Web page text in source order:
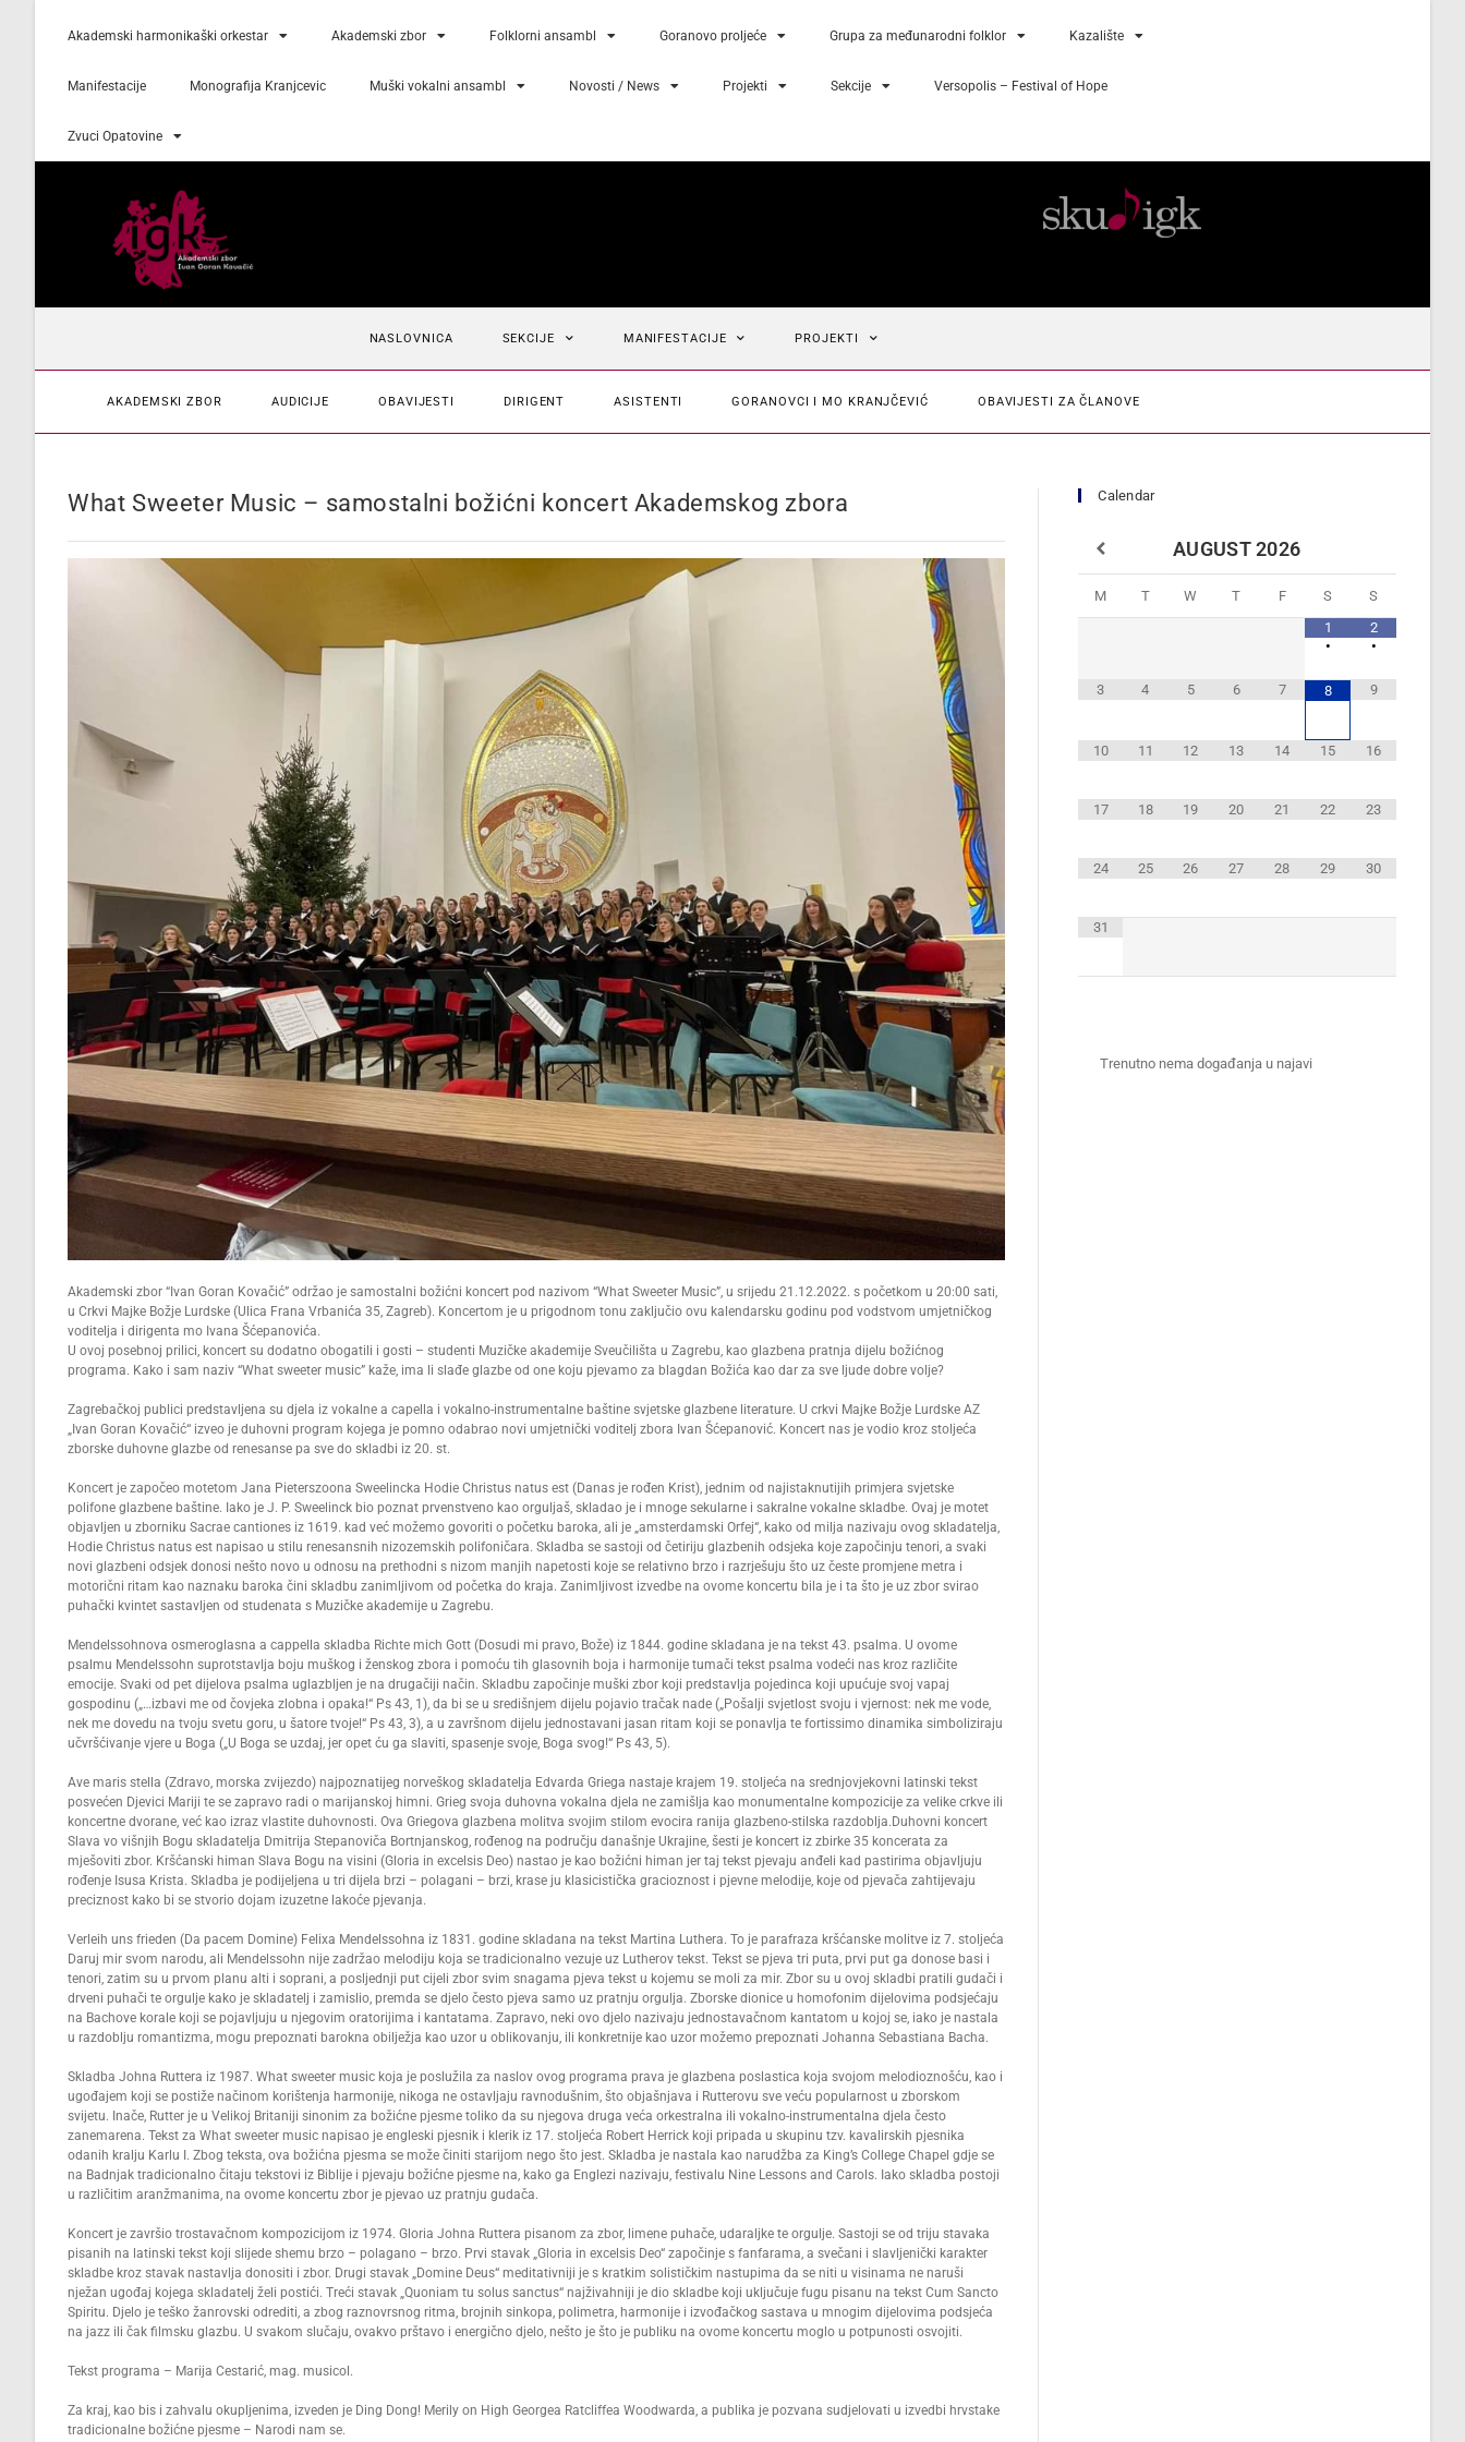
Akademski harmonikaški orkestar Akademski zbor Folklorni ansambl Goranovo proljeće Grupa za međunarodni folklor Kazalište
Manifestacije Monografija Kranjcevic Muški vokalni ansambl Novosti / News Projekti Sekcije Versopolis – Festival of Hope
Zvuci Opatovine
NASLOVNICA SEKCIJE MANIFESTACIJE PROJEKTI
AKADEMSKI ZBOR AUDICIJE OBAVIJESTI DIRIGENT ASISTENTI GORANOVCI I MO KRANJČEVIĆ OBAVIJESTI ZA ČLANOVE
What Sweeter Music – samostalni božićni koncert Akademskog zbora
Akademski zbor “Ivan Goran Kovačić” održao je samostalni božićni koncert pod nazivom “What Sweeter Music”, u srijedu 21.12.2022. s početkom u 20:00 sati,
u Crkvi Majke Božje Lurdske (Ulica Frana Vrbanića 35, Zagreb). Koncertom je u prigodnom tonu zaključio ovu kalendarsku godinu pod vodstvom umjetničkog
voditelja i dirigenta mo Ivana Šćepanovića.
U ovoj posebnoj prilici, koncert su dodatno obogatili i gosti – studenti Muzičke akademije Sveučilišta u Zagrebu, kao glazbena pratnja dijelu božićnog
programa. Kako i sam naziv “What sweeter music” kaže, ima li slađe glazbe od one koju pjevamo za blagdan Božića kao dar za sve ljude dobre volje?
Zagrebačkoj publici predstavljena su djela iz vokalne a capella i vokalno-instrumentalne baštine svjetske glazbene literature. U crkvi Majke Božje Lurdske AZ
„Ivan Goran Kovačić“ izveo je duhovni program kojega je pomno odabrao novi umjetnički voditelj zbora Ivan Šćepanović. Koncert nas je vodio kroz stoljeća
zborske duhovne glazbe od renesanse pa sve do skladbi iz 20. st.
Koncert je započeo motetom Jana Pieterszoona Sweelincka Hodie Christus natus est (Danas je rođen Krist), jednim od najistaknutijih primjera svjetske
polifone glazbene baštine. Iako je J. P. Sweelinck bio poznat prvenstveno kao orguljaš, skladao je i mnoge sekularne i sakralne vokalne skladbe. Ovaj je motet
objavljen u zborniku Sacrae cantiones iz 1619. kad već možemo govoriti o početku baroka, ali je „amsterdamski Orfej“, kako od milja nazivaju ovog skladatelja,
Hodie Christus natus est napisao u stilu renesansnih nizozemskih polifoničara. Skladba se sastoji od četiriju glazbenih odsjeka koje započinju tenori, a svaki
novi glazbeni odsjek donosi nešto novo u odnosu na prethodni s nizom manjih napetosti koje se relativno brzo i razrješuju što uz česte promjene metra i
motorični ritam kao naznaku baroka čini skladbu zanimljivom od početka do kraja. Zanimljivost izvedbe na ovome koncertu bila je i ta što je uz zbor svirao
puhački kvintet sastavljen od studenata s Muzičke akademije u Zagrebu.
Mendelssohnova osmeroglasna a cappella skladba Richte mich Gott (Dosudi mi pravo, Bože) iz 1844. godine skladana je na tekst 43. psalma. U ovome
psalmu Mendelssohn suprotstavlja boju muškog i ženskog zbora i pomoću tih glasovnih boja i harmonije tumači tekst psalma vodeći nas kroz različite
emocije. Svaki od pet dijelova psalma uglazbljen je na drugačiji način. Skladbu započinje muški zbor koji predstavlja pojedinca koji upućuje svoj vapaj
gospodinu („…izbavi me od čovjeka zlobna i opaka!“ Ps 43, 1), da bi se u središnjem dijelu pojavio tračak nade („Pošalji svjetlost svoju i vjernost: nek me vode,
nek me dovedu na tvoju svetu goru, u šatore tvoje!“ Ps 43, 3), a u završnom dijelu jednostavani jasan ritam koji se ponavlja te fortissimo dinamika simboliziraju
učvršćivanje vjere u Boga („U Boga se uzdaj, jer opet ću ga slaviti, spasenje svoje, Boga svog!“ Ps 43, 5).
Ave maris stella (Zdravo, morska zvijezdo) najpoznatijeg norveškog skladatelja Edvarda Griega nastaje krajem 19. stoljeća na srednjovjekovni latinski tekst
posvećen Djevici Mariji te se zapravo radi o marijanskoj himni. Grieg svoja duhovna vokalna djela ne zamišlja kao monumentalne kompozicije za velike crkve ili
koncertne dvorane, već kao izraz vlastite duhovnosti. Ova Griegova glazbena molitva svojim stilom evocira ranija glazbeno-stilska razdoblja.Duhovni koncert
Slava vo višnjih Bogu skladatelja Dmitrija Stepanoviča Bortnjanskog, rođenog na području današnje Ukrajine, šesti je koncert iz zbirke 35 koncerata za
mješoviti zbor. Kršćanski himan Slava Bogu na visini (Gloria in excelsis Deo) nastao je kao božićni himan jer taj tekst pjevaju anđeli kad pastirima objavljuju
rođenje Isusa Krista. Skladba je podijeljena u tri dijela brzi – polagani – brzi, krase ju klasicistička gracioznost i pjevne melodije, koje od pjevača zahtijevaju
preciznost kako bi se stvorio dojam izuzetne lakoće pjevanja.
Verleih uns frieden (Da pacem Domine) Felixa Mendelssohna iz 1831. godine skladana na tekst Martina Luthera. To je parafraza kršćanske molitve iz 7. stoljeća
Daruj mir svom narodu, ali Mendelssohn nije zadržao melodiju koja se tradicionalno vezuje uz Lutherov tekst. Tekst se pjeva tri puta, prvi put ga donose basi i
tenori, zatim su u prvom planu alti i soprani, a posljednji put cijeli zbor svim snagama pjeva tekst u kojemu se moli za mir. Zbor su u ovoj skladbi pratili gudači i
drveni puhači te orgulje kako je skladatelj i zamislio, premda se djelo često pjeva samo uz pratnju orgulja. Zborske dionice u homofonim dijelovima podsjećaju
na Bachove korale koji se pojavljuju u njegovim oratorijima i kantatama. Zapravo, neki ovo djelo nazivaju jednostavačnom kantatom u kojoj se, iako je nastala
u razdoblju romantizma, mogu prepoznati barokna obilježja kao uzor u oblikovanju, ili konkretnije kao uzor možemo prepoznati Johanna Sebastiana Bacha.
Skladba Johna Ruttera iz 1987. What sweeter music koja je poslužila za naslov ovog programa prava je glazbena poslastica koja svojom melodioznošću, kao i
ugođajem koji se postiže načinom korištenja harmonije, nikoga ne ostavljaju ravnodušnim, što objašnjava i Rutterovu sve veću popularnost u zborskom
svijetu. Inače, Rutter je u Velikoj Britaniji sinonim za božićne pjesme toliko da su njegova druga veća orkestralna ili vokalno-instrumentalna djela često
zanemarena. Tekst za What sweeter music napisao je engleski pjesnik i klerik iz 17. stoljeća Robert Herrick koji pripada u skupinu tzv. kavalirskih pjesnika
odanih kralju Karlu I. Zbog teksta, ova božićna pjesma se može činiti starijom nego što jest. Skladba je nastala kao narudžba za King’s College Chapel gdje se
na Badnjak tradicionalno čitaju tekstovi iz Biblije i pjevaju božićne pjesme na, kako ga Englezi nazivaju, festivalu Nine Lessons and Carols. Iako skladba postoji
u različitim aranžmanima, na ovome koncertu zbor je pjevao uz pratnju gudača.
Koncert je završio trostavačnom kompozicijom iz 1974. Gloria Johna Ruttera pisanom za zbor, limene puhače, udaraljke te orgulje. Sastoji se od triju stavaka
pisanih na latinski tekst koji slijede shemu brzo – polagano – brzo. Prvi stavak „Gloria in excelsis Deo“ započinje s fanfarama, a svečani i slavljenički karakter
skladbe kroz stavak nastavlja donositi i zbor. Drugi stavak „Domine Deus“ meditativniji je s kratkim solističkim nastupima da se niti u visinama ne naruši
nježan ugođaj kojega skladatelj želi postići. Treći stavak „Quoniam tu solus sanctus“ najživahniji je dio skladbe koji uključuje fugu pisanu na tekst Cum Sancto
Spiritu. Djelo je teško žanrovski odrediti, a zbog raznovrsnog ritma, brojnih sinkopa, polimetra, harmonije i izvođačkog sastava u mnogim dijelovima podsjeća
na jazz ili čak filmsku glazbu. U svakom slučaju, ovakvo prštavo i energično djelo, nešto je što je publiku na ovome koncertu moglo u potpunosti osvojiti.
Tekst programa – Marija Cestarić, mag. musicol.
Za kraj, kao bis i zahvalu okupljenima, izveden je Ding Dong! Merily on High Georgea Ratcliffea Woodwarda, a publika je pozvana sudjelovati u izvedbi hrvstake
tradicionalne božićne pjesme – Narodi nam se.
Calendar
AUGUST 2026
M T W T F S
S
1
•
2
•
3 4 5 6 7 8 9
10 11 12 13 14 15 16
17 18 19 20 21 22 23
24 25 26 27 28 29 30
31
Trenutno nema događanja u najavi